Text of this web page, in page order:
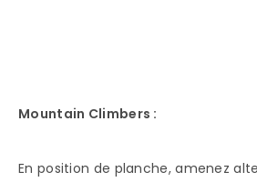
Mountain Climbers :
En position de planche, amenez